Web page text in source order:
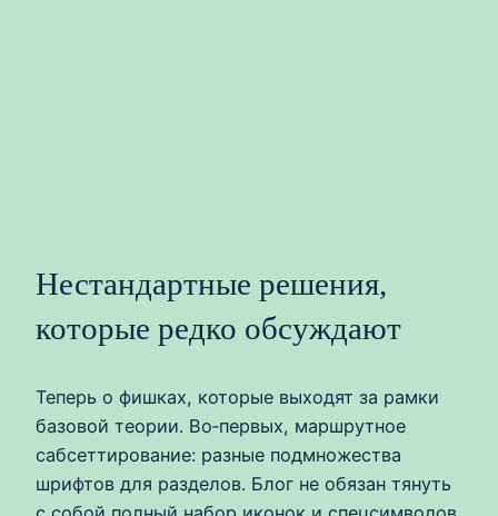
Нестандартные решения,
которые редко обсуждают
Теперь о фишках, которые выходят за рамки
базовой теории. Во‑первых, маршрутное
сабсеттирование: разные подмножества
шрифтов для разделов. Блог не обязан тянуть